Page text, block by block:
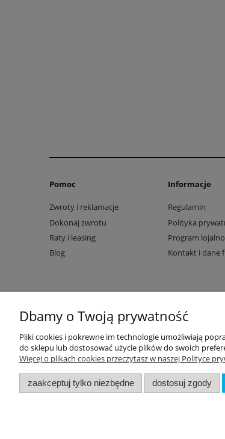
Pomoc
Zwroty i reklamacje
Dokonaj zwrotu
Raty i leasing
Blog
Informacje
Regulamin
Polityka
Program
Kontakt i dane
Dbamy o Twoją prywatność
Pliki cookies i pokrewne im technologie umożliwiają
do sklepu lub dostosować użycie plików do swoich
Więcej o plikach cookies przeczytasz w naszej Polityce
zaakceptuj tylko niezbędne dostosuj zgody